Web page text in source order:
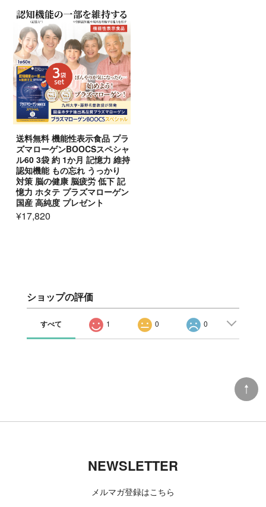
送料無料 機能性表示食品 プラ
ズマローゲンBOOCSスペシャ
ル60 3袋 約 1か月 記憶力 維持
認知機能 もの忘れ うっかり
対策 脳の健康 脳疲労 低下 記
憶力 ホタテ プラズマローゲン
国産 高純度 プレゼント
¥17,820
ショップの評価
すべて 1 0 0
NEWSLETTER
メルマガ登録はこちら